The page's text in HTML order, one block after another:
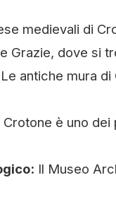
medievali di
Grazie, dove si
Le antiche mura
Crotone è uno
Il Museo